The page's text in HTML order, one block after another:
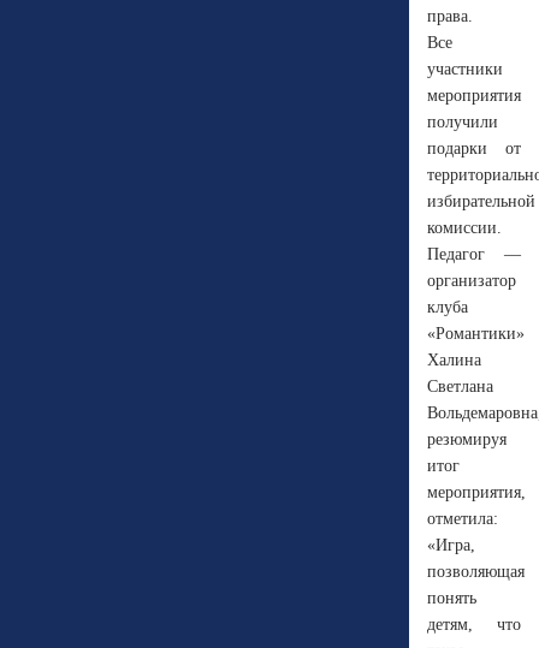
права.
Все
участники
мероприятия
получили
подарки от
избирательной
комиссии.
Педагог —
организатор
клуба
«Романтики»
Халина
Светлана
резюмируя
итог
мероприятия,
отметила:
«Игра,
позволяющая
понять
детям, что